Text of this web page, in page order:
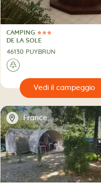
3 Stelle
CAMPING
CAMPING
DE LA SOLE
46130 PUYBRUN
🌲
📍 France